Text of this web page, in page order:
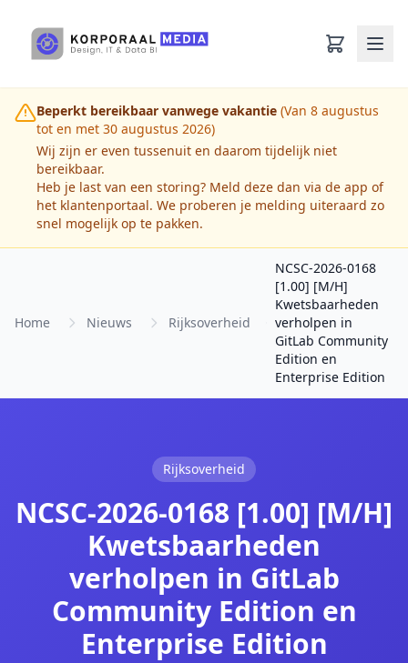
Beperkt bereikbaar vanwege vakantie (Van 8 augustus
tot en met 30 augustus 2026)
Wij zijn er even tussenuit en daarom tijdelijk niet
bereikbaar.
Heb je last van een storing? Meld deze dan via de app of
het klantenportaal. We proberen je melding uiteraard zo
snel mogelijk op te pakken.
Home Nieuws Rijksoverheid
NCSC-2026-0168
[1.00] [M/H]
Kwetsbaarheden
verholpen in
GitLab Community
Edition en
Enterprise Edition
Rijksoverheid
NCSC-2026-0168 [1.00] [M/H]
Kwetsbaarheden
verholpen in GitLab
Community Edition en
Enterprise Edition